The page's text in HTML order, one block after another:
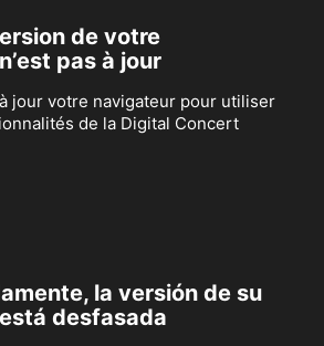
de votre
pas à jour
jour votre navigateur pour utiliser
de la Digital Concert
la versión de su
desfasada